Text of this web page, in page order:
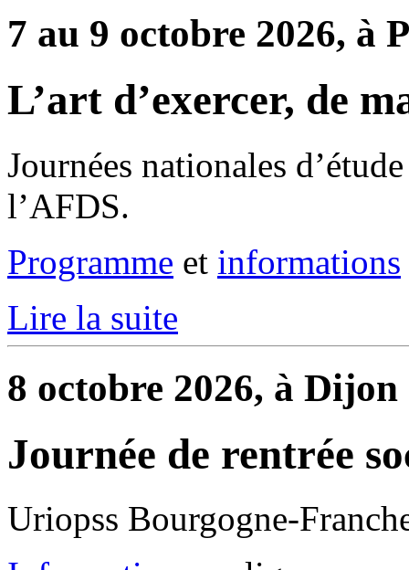
7 au 9 octobre 2026, à
L’art d’exercer, de
Journées nationales
l’AFDS.
Programme et informations
Lire la suite
8 octobre 2026, à Dijon
Journée de rentrée
Uriopss Bourgogne-